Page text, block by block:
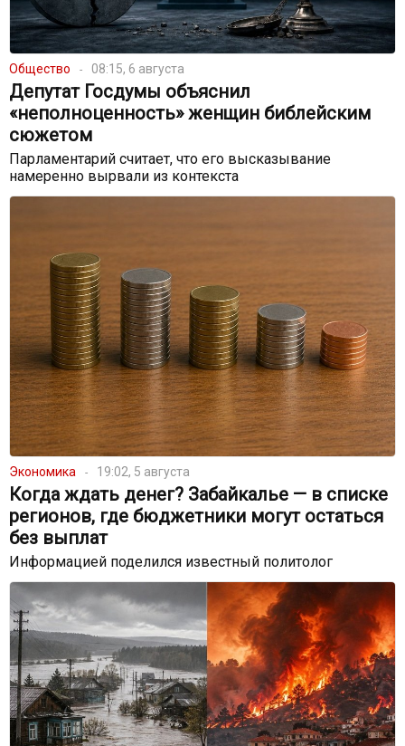
Общество 08:15, 6 августа
Депутат Госдумы объяснил
«неполноценность» женщин библейским
сюжетом
Парламентарий считает, что его высказывание
намеренно вырвали из контекста
Экономика 19:02, 5 августа
Когда ждать денег? Забайкалье — в списке
регионов, где бюджетники могут остаться
без выплат
Информацией поделился известный политолог